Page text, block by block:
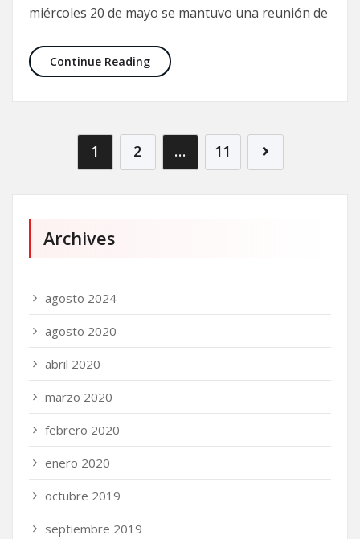
miércoles 20 de mayo se mantuvo una reunión de
Continue Reading
1 2 … 11
Archives
agosto 2024
agosto 2020
abril 2020
marzo 2020
febrero 2020
enero 2020
octubre 2019
septiembre 2019